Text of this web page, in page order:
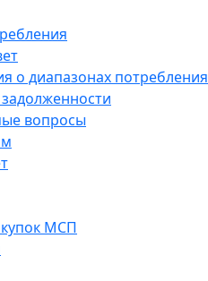
о диапазонах потребления
вопросы
МСП